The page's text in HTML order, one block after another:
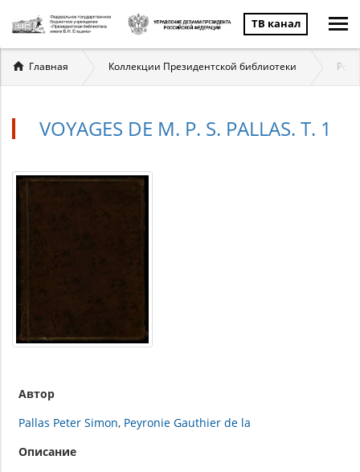
ТВ канал
Вы
здесь
Главная Коллекции Президентской библиотеки
VOYAGES DE M. P. S. PALLAS. Т. 1
Автор
Pallas Peter Simon Peyronie Gauthier de la
Описание